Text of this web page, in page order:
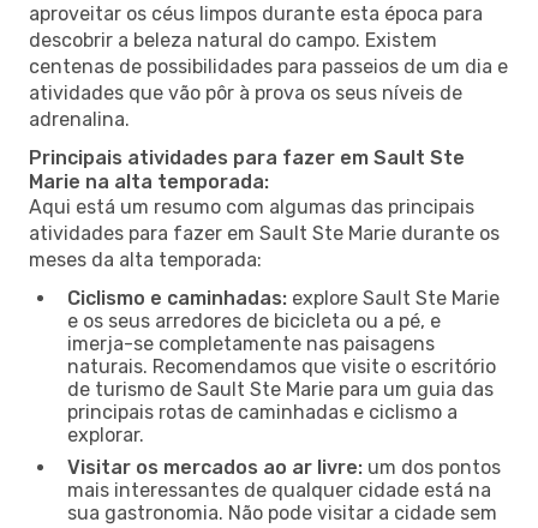
aproveitar os céus limpos durante esta época para
descobrir a beleza natural do campo. Existem
centenas de possibilidades para passeios de um dia e
atividades que vão pôr à prova os seus níveis de
adrenalina.
Principais atividades para fazer em Sault Ste
Marie na alta temporada:
Aqui está um resumo com algumas das principais
atividades para fazer em Sault Ste Marie durante os
meses da alta temporada:
Ciclismo e caminhadas: explore Sault Ste Marie
e os seus arredores de bicicleta ou a pé, e
imerja-se completamente nas paisagens
naturais. Recomendamos que visite o escritório
de turismo de Sault Ste Marie para um guia das
principais rotas de caminhadas e ciclismo a
explorar.
Visitar os mercados ao ar livre: um dos pontos
mais interessantes de qualquer cidade está na
sua gastronomia. Não pode visitar a cidade sem